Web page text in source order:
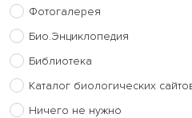
Фотогалерея
Био.Энциклопедия
Библиотека
Каталог биологических
Ничего не нужно